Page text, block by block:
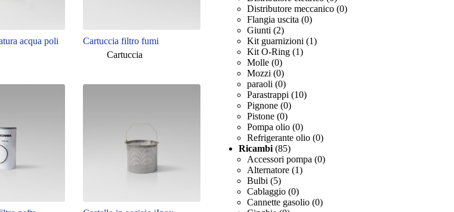
acqua poli
Cartuccia filtro fumi
Cartuccia
Distributore meccanico (0)
Flangia uscita (0)
Giunti (2)
Kit guarnizioni (1)
Kit O-Ring (1)
Molle (0)
Mozzi (0)
paraoli (0)
Parastrappi (10)
Pignone (0)
Pistone (0)
Pompa olio (0)
Refrigerante olio (0)
Ricambi (85)
Accessori pompa (0)
Alternatore (1)
Bulbi (5)
Cablaggio (0)
Cannette gasolio (0)